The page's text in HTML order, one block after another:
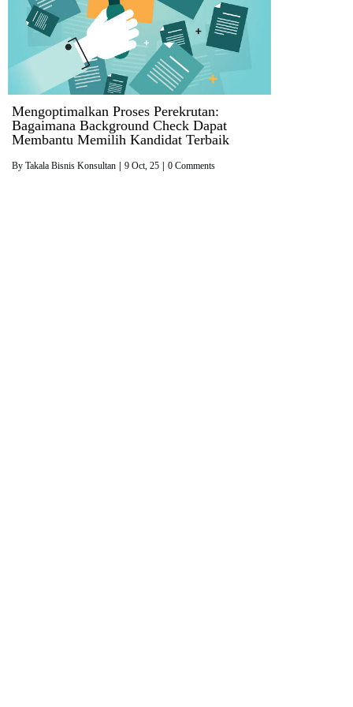
Mengoptimalkan Proses Perekrutan:
Bagaimana Background Check Dapat
Membantu Memilih Kandidat Terbaik
By Takala Bisnis Konsultan 9 Oct, 25 0 Comments